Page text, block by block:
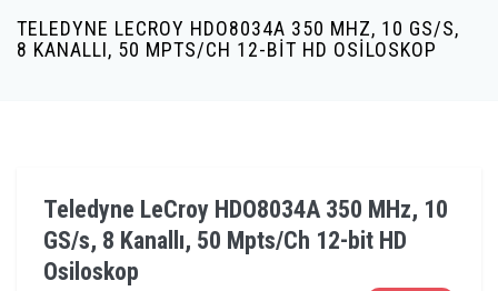
TELEDYNE LECROY HDO8034A 350 MHZ, 10 GS/S,
8 KANALLI, 50 MPTS/CH 12-BIT HD OSILOSKOP
Teledyne LeCroy HDO8034A 350 MHz, 10
GS/s, 8 Kanallı, 50 Mpts/Ch 12-bit HD
Osiloskop